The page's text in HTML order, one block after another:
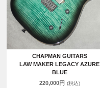
CHAPMAN GUITARS
LAW MAKER LEGACY AZURE
BLUE
220,000円 (税込)